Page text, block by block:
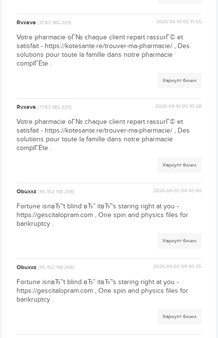
Rvxava[77.83.185.229] 2026-04-10 05:11:55
Votre pharmacie oГ№ chaque client repart rassurГ© et
satisfait - https://kotesante.re/trouver-ma-pharmacie/ , Des
solutions pour toute la famille dans notre pharmacie
complГЁte .
Хариулт бичих
Rvxava[77.83.185.229] 2026-04-10 05:10:28
Votre pharmacie oГ№ chaque client repart rassurГ© et
satisfait - https://kotesante.re/trouver-ma-pharmacie/ , Des
solutions pour toute la famille dans notre pharmacie
complГЁte .
Хариулт бичих
Obuxxz[45.152.118.208] 2026-04-03 04:40:40
Fortune isnвЂ™t blind вЂ” itвЂ™s staring right at you -
https://gescitalopram.com , One spin and physics files for
bankruptcy .
Хариулт бичих
Obuxxz[45.152.118.208] 2026-04-03 04:40:35
Fortune isnвЂ™t blind вЂ” itвЂ™s staring right at you -
https://gescitalopram.com , One spin and physics files for
bankruptcy .
Хариулт бичих